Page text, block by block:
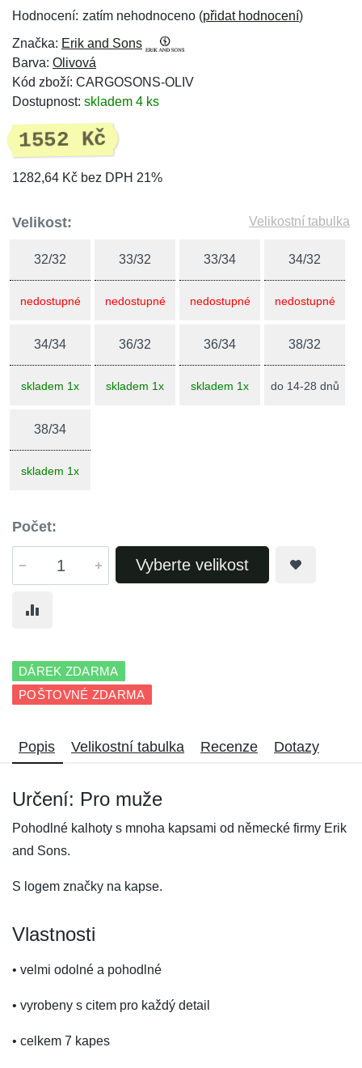
Hodnocení: zatím nehodnoceno (přidat hodnocení)
Značka: Erik and Sons
Barva: Olivová
Kód zboží: CARGOSONS-OLIV
Dostupnost: skladem 4 ks
1552 Kč
1282,64 Kč bez DPH 21%
Velikost: Velikostní tabulka
32/32
nedostupné
33/32
nedostupné
33/34
nedostupné
34/32
nedostupné
34/34
skladem 1x
36/32
skladem 1x
36/34
skladem 1x
38/32
do 14-28 dnů
38/34
skladem 1x
Počet:
Vyberte velikost
DÁREK ZDARMA
POŠTOVNÉ ZDARMA
Popis Velikostní tabulka Recenze Dotazy
Určení: Pro muže
Pohodlné kalhoty s mnoha kapsami od německé firmy Erik
and Sons.
S logem značky na kapse.
Vlastnosti
• velmi odolné a pohodlné
• vyrobeny s citem pro každý detail
• celkem 7 kapes